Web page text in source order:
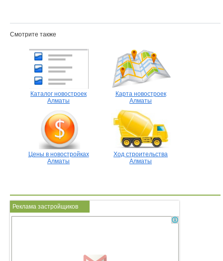
Смотрите также
Каталог новостроек
Алматы
Карта новостроек
Алматы
Цены в новостройках
Алматы
Ход строительства
Алматы
Реклама застройщиков